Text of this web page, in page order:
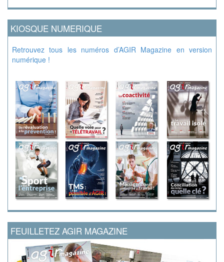
KIOSQUE NUMERIQUE
Retrouvez tous les numéros d’AGIR Magazine en version
numérique !
FEUILLETEZ AGIR MAGAZINE